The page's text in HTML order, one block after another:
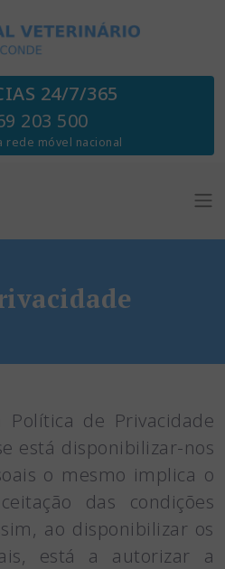
24/7/365
203 500
rede móvel nacional
de Privacidade
está disponibilizar-nos
o mesmo implica o
das condições
ao disponibilizar os
está a autorizar a